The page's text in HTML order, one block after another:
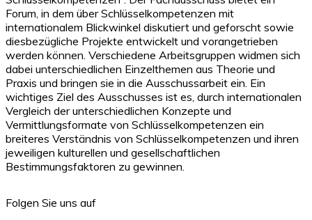
Forum, in dem über Schlüsselkompetenzen mit
internationalem Blickwinkel diskutiert und geforscht sowie
diesbezügliche Projekte entwickelt und vorangetrieben
werden können. Verschiedene Arbeitsgruppen widmen sich
dabei unterschiedlichen Einzelthemen aus Theorie und
Praxis und bringen sie in die Ausschussarbeit ein. Ein
wichtiges Ziel des Ausschusses ist es, durch internationalen
Vergleich der unterschiedlichen Konzepte und
Vermittlungsformate von Schlüsselkompetenzen ein
breiteres Verständnis von Schlüsselkompetenzen und ihren
jeweiligen kulturellen und gesellschaftlichen
Bestimmungsfaktoren zu gewinnen.
Folgen Sie uns auf